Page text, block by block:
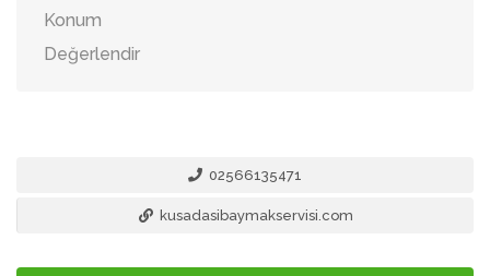
Konum
Değerlendir
02566135471
kusadasibaymakservisi.com